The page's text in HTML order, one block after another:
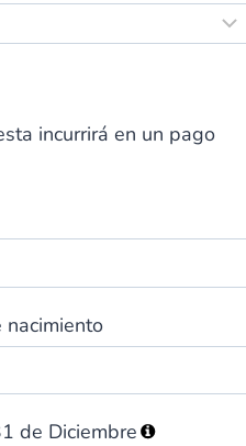
incurrirá en un pago
nacimiento
de Diciembre